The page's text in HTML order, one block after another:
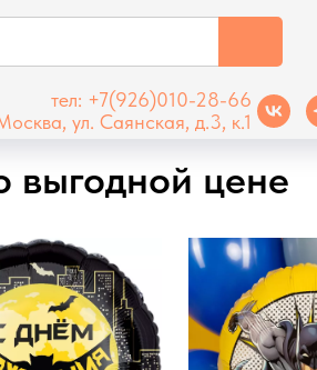
тел: +7(926)010-28-66
ул. Саянская, д.3, к.1
выгодной цене